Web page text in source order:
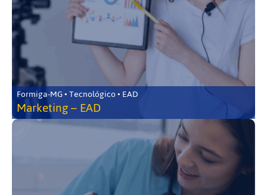
Formiga-MG • Tecnológico • EAD
Marketing – EAD